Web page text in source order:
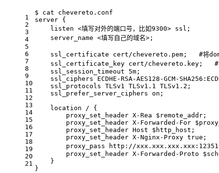
1
2
3
4
5
6
7
8
9
10
11
12
13
14
15
16
17
18
19
20
21
$ cat chevereto.conf
server {
    listen <填写对外的端口号，比如9300> ssl;
    server_name <填写自己的域名>;
ssl_certificate cert/chevereto.pem;   #将
ssl_certificate_key cert/chevereto.key;   #
    ssl_session_timeout 5m;
ssl_ciphers ECDHE-RSA-AES128-GCM-
    ssl_protocols TLSv1 TLSv1.1 TLSv1.2;
    ssl_prefer_server_ciphers on;
    location / {
        proxy_set_header X-Rea $remote_addr;
proxy_set_header X-Forwarded-For
        proxy_set_header Host $http_host;
        proxy_set_header X-Nginx-Proxy true;
proxy_pass http://
proxy_set_header X-Forwarded-Proto
    }
}